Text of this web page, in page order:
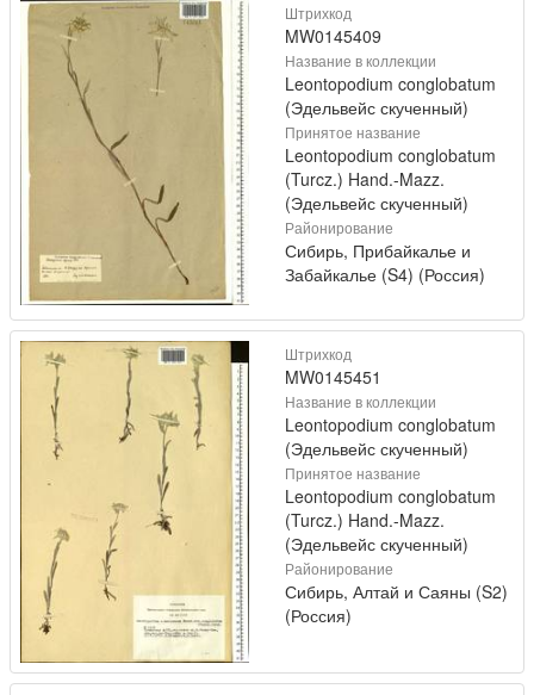
Штрихкод
MW0145409
Название в коллекции
Leontopodium conglobatum
(Эдельвейс скученный)
Принятое название
Leontopodium conglobatum
(Turcz.) Hand.-Mazz.
(Эдельвейс скученный)
Районирование
Сибирь, Прибайкалье и
Забайкалье (S4) (Россия)
Штрихкод
MW0145451
Название в коллекции
Leontopodium conglobatum
(Эдельвейс скученный)
Принятое название
Leontopodium conglobatum
(Turcz.) Hand.-Mazz.
(Эдельвейс скученный)
Районирование
Сибирь, Алтай и Саяны (S2)
(Россия)